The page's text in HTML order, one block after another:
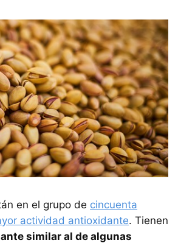
en el grupo de cincuenta
actividad antioxidante. Tienen
similar al de algunas